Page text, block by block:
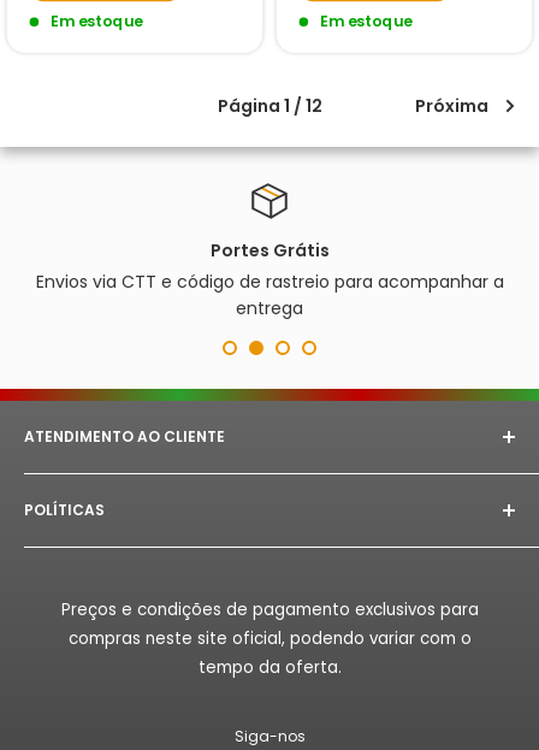
Em estoque Em estoque
Página 1 / 12 Próxima
Portes Grátis
Envios via CTT e código de rastreio para acompanhar a
entrega
ATENDIMENTO AO CLIENTE
E-mail:astorept@outlook.com
Whatsapp:
Horário de Atendimento:Segunda à Sex das 08h as
POLÍTICAS
Aviso Legal
Politica de Reembolso
Preços e condições de pagamento exclusivos para
compras neste site oficial, podendo variar com o
tempo da oferta.
Siga-nos